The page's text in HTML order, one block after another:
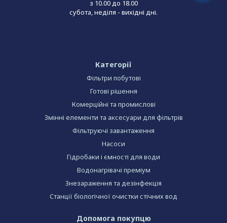
з 10.00 до 18.00
субота, неділя - вихідні дні.
Категорії
Фільтри побутові
Готові рішення
Комерційні та промислові
Змінні елементи та аксесуари для фільтрів
Фільтруючі завантаження
Насоси
Гідробаки і ємності для води
Водонагрівачі преміум
Знезараження та дезінфекція
Станції біологічної очистки стічних вод
Допомога покупцю